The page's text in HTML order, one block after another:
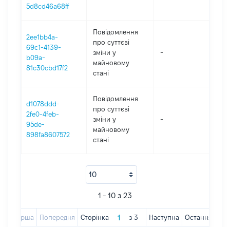
5d8cd46a68ff
2ee1bb4a-
69c1-4139-
b09a-
81c30cbd17f2
Повідомлення
про суттєві
зміни y
майновому
стані
-
d1078ddd-
2fe0-4feb-
95de-
898fa8607572
Повідомлення
про суттєві
зміни y
майновому
стані
-
1 - 10 з 23
Перша Попередня Сторінка з 3 Наступна Остання